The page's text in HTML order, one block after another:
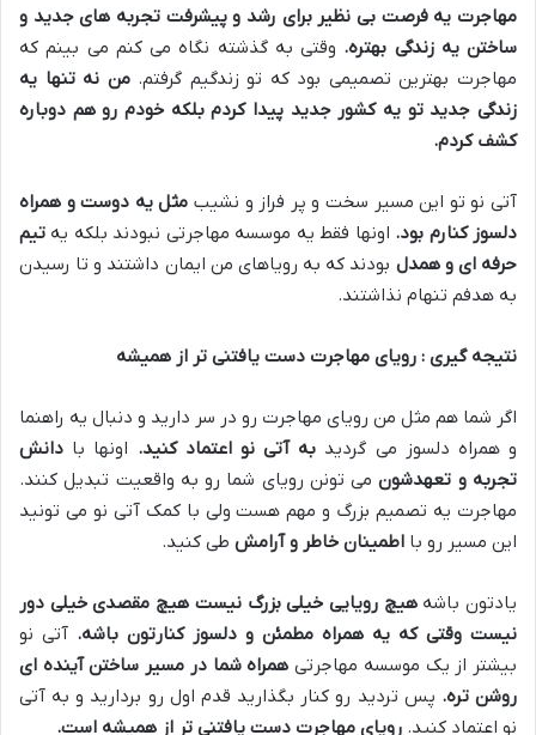
مهاجرت یه فرصت بی نظیر برای رشد و پیشرفت تجربه های جدید و
ساختن یه زندگی بهتره. وقتی به گذشته نگاه می کنم می بینم که
مهاجرت بهترین تصمیمی بود که تو زندگیم گرفتم.من نه تنها یه
زندگی جدید تو یه کشور جدید پیدا کردم بلکه خودم رو هم دوباره
کشف کردم.
آتی نو تو این مسیر سخت و پر فراز و نشیب مثل یه دوست و همراه
دلسوز کنارم بود. اونها فقط یه موسسه مهاجرتی نبودند بلکه یه تیم
حرفه ای و همدل بودند که به رویاهای من ایمان داشتند و تا رسیدن
به هدفم تنهام نذاشتند.
نتیجه گیری : رویای مهاجرت دست یافتنی تر از همیشه
اگر شما هم مثل من رویای مهاجرت رو در سر دارید و دنبال یه راهنما
و همراه دلسوز می گردید به آتی نو اعتماد کنید. اونها با دانش
تجربه و تعهدشونمی تونن رویای شما رو به واقعیت تبدیل کنند.
مهاجرت یه تصمیم بزرگ و مهم هست ولی با کمک آتی نو می تونید
این مسیر رو با اطمینان خاطر و آرامش طی کنید.
یادتون باشههیچ رویایی خیلی بزرگ نیست هیچ مقصدی خیلی دور
نیست وقتی که یه همراه مطمئن و دلسوز کنارتون باشه. آتی نو
بیشتر از یک موسسه مهاجرتی همراه شما در مسیر ساختن آینده ای
روشن تره. پس تردید رو کنار بگذارید قدم اول رو بردارید و به آتی
نو اعتماد کنید. رویای مهاجرت دست یافتنی تر از همیشه است.